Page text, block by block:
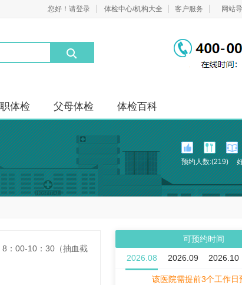
您好！请登录 体检中心/机构大全 客户服务 网站
体检 父母体检 体检百科
预约人数:(219)
8：00-10：30（抽血截
可预约时间
2026.08
2026.09 2026.10
该医院需提前3个工作日